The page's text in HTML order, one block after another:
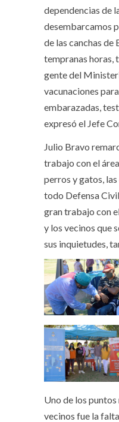
dependencias de
desembarcamos
de las canchas
tempranas horas,
gente del
vacunaciones
embarazadas,
expresó el Jefe
Julio Bravo
trabajo con el
perros y gatos,
todo Defensa
gran trabajo con
y los vecinos que
sus inquietudes,
Uno de los
vecinos fue la